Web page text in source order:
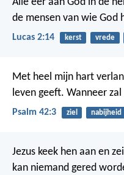
de mensen van wie God
Lucas 2:14 kerst vrede
Met heel mijn hart
leven geeft. Wanneer
Psalm 42:3 ziel nabijheid
Jezus keek hen aan en
kan niemand gered